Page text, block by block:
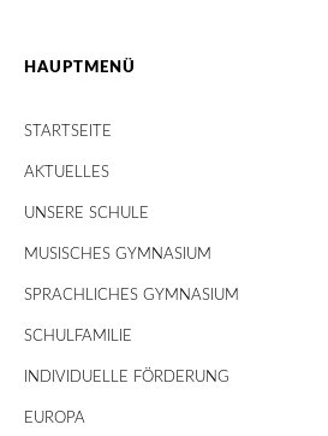
HAUPTMENÜ
STARTSEITE
AKTUELLES
UNSERE SCHULE
MUSISCHES GYMNASIUM
SPRACHLICHES GYMNASIUM
SCHULFAMILIE
INDIVIDUELLE FÖRDERUNG
EUROPA